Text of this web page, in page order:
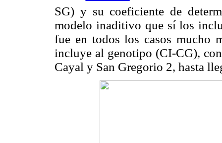
SG) y su coeficiente de
modelo inaditivo que sí los
fue en todos los casos mucho
incluye al genotipo (CI-CG),
Cayal y San Gregorio 2, hasta